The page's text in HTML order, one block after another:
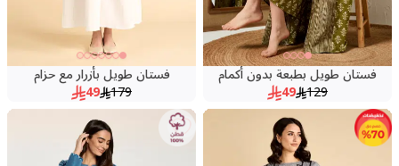
فستان طويل بطبعة بدون أكمام
129
49
فستان طويل بأزرار مع حزام
179
49